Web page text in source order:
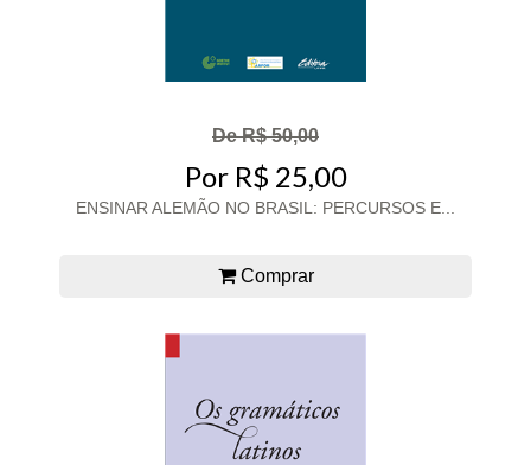
De R$ 50,00
Por R$ 25,00
ENSINAR ALEMÃO NO BRASIL: PERCURSOS E...
Comprar